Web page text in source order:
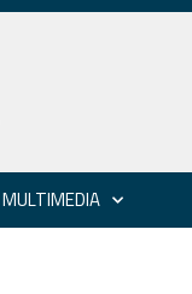
MULTIMEDIA